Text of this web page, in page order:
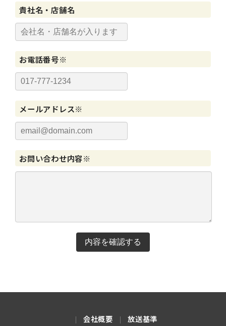
貴社名・店舗名
お電話番号※
メールアドレス※
お問い合わせ内容※
内容を確認する
会社概要
放送基準